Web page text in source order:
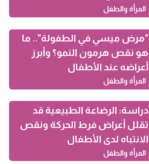
المرأة والطفل
"مرض ميسي في الطفولة".. ما
هو نقص هرمون النمو؟ وأبرز
أعراضه عند الأطفال
المرأة والطفل
دراسة: الرضاعة الطبيعية قد
تقلل أعراض فرط الحركة ونقص
الانتباه لدى الأطفال
المرأة والطفل